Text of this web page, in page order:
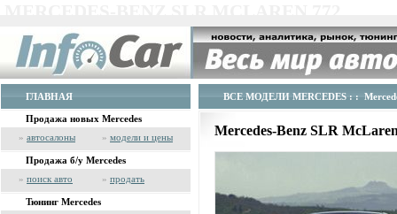
ГЛАВНАЯ
Продажа новых Mercedes
» автосалоны » модели и цены
Продажа б/у Mercedes
» поиск авто » продать
Тюнинг Mercedes
ВСЕ МОДЕЛИ MERCEDES : :
Mercedes-Benz SLR